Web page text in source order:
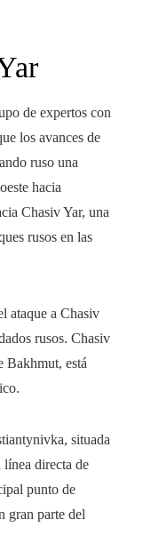
de expertos con
los avances de
ruso una
hacia
Chasiv Yar, una
rusos en las
ataque a Chasiv
rusos. Chasiv
Bakhmut, está
situada
línea directa de
punto de
gran parte del